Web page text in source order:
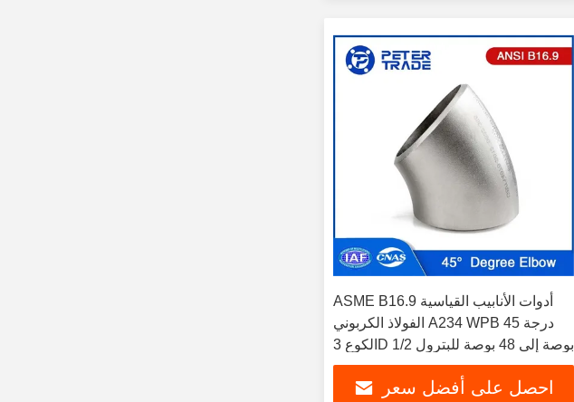
ASME B16.9 أدوات الأنابيب القياسية
الفولاذ الكربوني A234 WPB 45 درجة
الكوع 3D 1/2 بوصة إلى 48 بوصة للبترول
احصل على أفضل سعر